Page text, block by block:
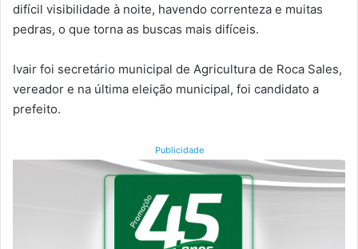
difícil visibilidade à noite, havendo correnteza e muitas
pedras, o que torna as buscas mais difíceis.
Ivair foi secretário municipal de Agricultura de Roca Sales,
vereador e na última eleição municipal, foi candidato a
prefeito.
Publicidade